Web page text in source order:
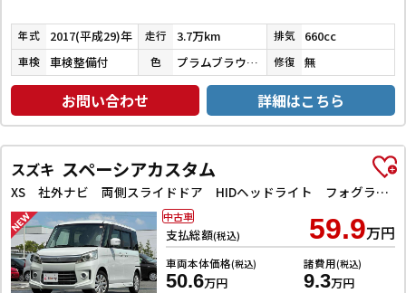
年式 2017(平成29)年 走行 3.7万km 排気 660cc
車検 車検整備付 色 プラムブラウンクリスタルマイカ 修復 無
お問い合わせ 詳細はこちら
スズキ スペーシアカスタム
XS 社外ナビ 両側スライドドア HIDヘッドライト フォグライト スマートキー プッシュスタート 電動格納ミラー オートエアコン 純正アルミホイール
支払総額(税込) 59.9万円
車両本体価格(税込)
50.6万円
諸費用(税込)
9.3万円
中古車